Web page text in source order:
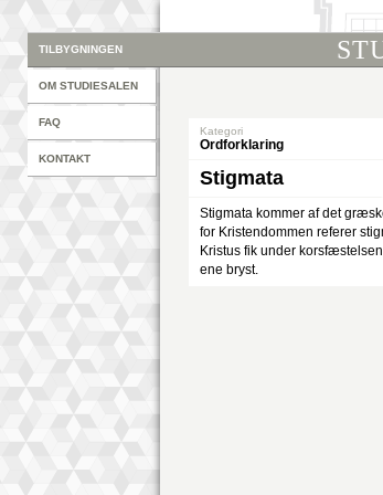
TILBYGNINGEN
OM STUDIESALEN
FAQ
KONTAKT
Kategori
Ordforklaring
Stigmata
Stigmata kommer af det
for Kristendommen referer
Kristus fik under
ene bryst.